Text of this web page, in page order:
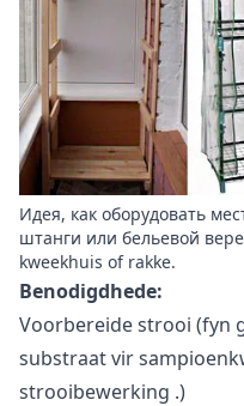
Идея, как оборудовать
штанги или бельевой
kweekhuis of rakke.
Benodigdhede:
Voorbereide strooi (fyn
substraat vir
strooibewerking .)